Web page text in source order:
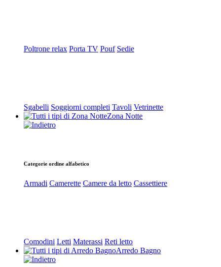
Poltrone relax Porta TV Pouf Sedie
Sgabelli Soggiorni completi Tavoli Vetrinette
Zona Notte
Categorie ordine alfabetico
Armadi Camerette Camere da letto Cassettiere
Comodini Letti Materassi Reti letto
Arredo Bagno